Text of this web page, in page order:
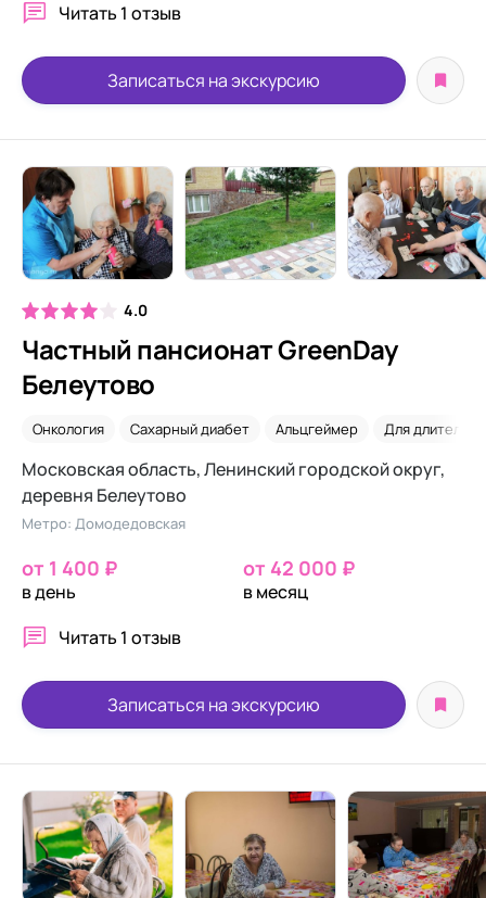
Читать 1 отзыв
Записаться на экскурсию
4.0
Частный пансионат GreenDay
Белеутово
Онкология Сахарный диабет Альцгеймер Для
Московская область, Ленинский городской округ,
деревня Белеутово
Метро: Домодедовская
от 1 400 ₽
в день
от 42 000 ₽
в месяц
Читать 1 отзыв
Записаться на экскурсию